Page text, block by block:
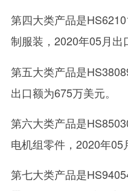
第四大类产品是
制服装，2020年05月出
第五大类产品是
出口额为675万美元。
第六大类产品是
电机组零件，2020年05
第七大类产品是